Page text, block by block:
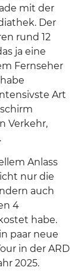
mit der
Der
rund 12
ja eine
Fernseher
Art
Verkehr,
Anlass
nur die
auch
4
habe.
paar neue
in der ARD
2025.